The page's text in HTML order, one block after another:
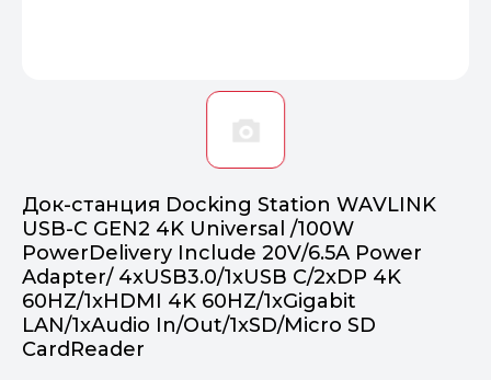
Док-станция Docking Station WAVLINK
USB-C GEN2 4K Universal /100W
PowerDelivery Include 20V/6.5A Power
Adapter/ 4xUSB3.0/1xUSB C/2xDP 4K
60HZ/1xHDMI 4K 60HZ/1xGigabit
LAN/1xAudio In/Out/1xSD/Micro SD
CardReader